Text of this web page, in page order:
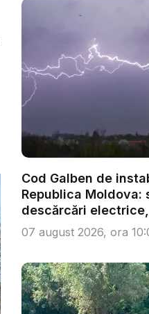
Cod Galben de
Republica Moldova:
descărcări
Câ...
07 august 2026, ora